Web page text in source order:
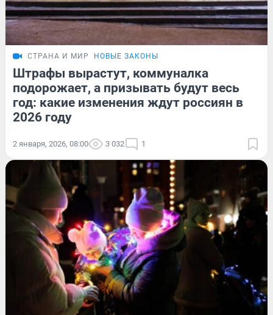
СТРАНА И МИР НОВЫЕ ЗАКОНЫ
Штрафы вырастут, коммуналка
подорожает, а призывать будут весь
год: какие изменения ждут россиян в
2026 году
2 января, 2026, 08:00 3 032 1